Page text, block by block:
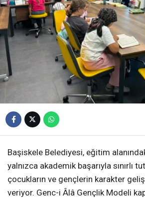
Başiskele Belediyesi, eğitim
yalnızca akademik başarıyla sınırlı
çocukların ve gençlerin karakter
veriyor. Genc-i Âlâ Gençlik Modeli